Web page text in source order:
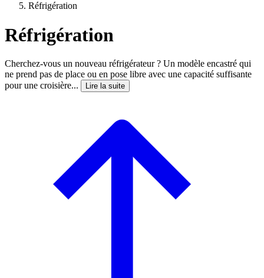
Réfrigération
Réfrigération
Cherchez-vous un nouveau réfrigérateur ? Un modèle encastré qui
ne prend pas de place ou en pose libre avec une capacité suffisante
pour une croisière...
Lire la suite